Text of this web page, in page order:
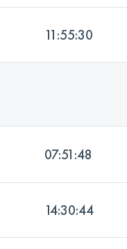
11:55:30
07:51:48
14:30:44